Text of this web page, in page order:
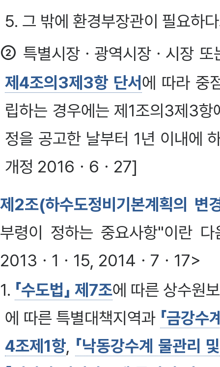
5. 그 밖에 환경부장관이 필요하
② 특별시장ㆍ광역시장ㆍ시장
제4조의3제3항 단서 에 따라 중
립하는 경우에는 제1조의3제3
정을 공고한 날부터 1년 이내에
개정 2016ㆍ6ㆍ27]
제2조(하수도정비기본계획의 변
부령이 정하는 중요사항"이란
2013ㆍ1ㆍ15, 2014ㆍ7ㆍ17>
1. 「수도법」 제7조에 따른 상수원
에 따른 특별대책지역과 「금강
4조제1항, 「낙동강수계 물관리